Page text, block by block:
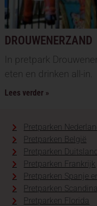
DROUWENERZAND
In pretpark
eten en drinken all-in.
Lees verder »
Pretparken
Pretparken België
Pretparken
Pretparken Frankrijk
Pretparken Spanje
Pretparken
Pretparken Florida